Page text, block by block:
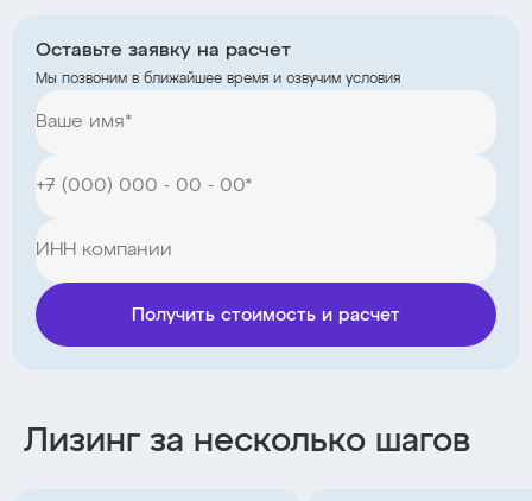
Оставьте заявку на расчет
Мы позвоним в ближайшее время и озвучим условия
Получить стоимость и расчет
Лизинг за несколько шагов